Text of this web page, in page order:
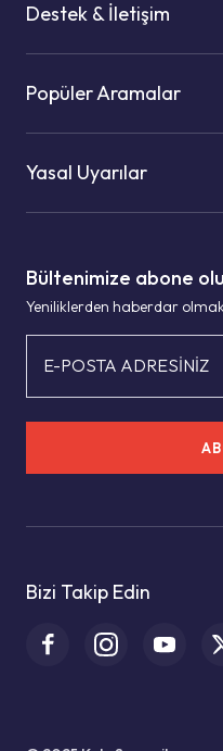
Bültenimize abone
Yeniliklerden haberdar
E-POSTA ADRESİNİZ
Bizi Takip Edin
Destek & İletişim
Popüler Aramalar
Yasal Uyarılar